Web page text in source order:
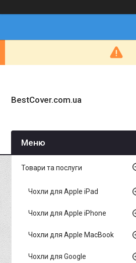
BestCover.com.ua
Товари та послуги
Чохли для Apple iPad
Чохли для Apple iPhone
Чохли для Apple MacBook
Чохли для Google